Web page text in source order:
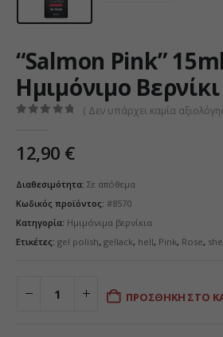
“Salmon Pink” 15ml
Ημιμόνιμο Βερνίκι
( Δεν υπάρχει καμία
12,90 €
Διαθεσιμότητα: Σε απόθεμα
Κωδικός προϊόντος: #8570
Κατηγορία: Ημιμόνιμα βερνίκια
Ετικέτες: gel polish, gellack, hell, Pink, Rose,
ΠΡΟΣΘΉΚΗ ΣΤΟ